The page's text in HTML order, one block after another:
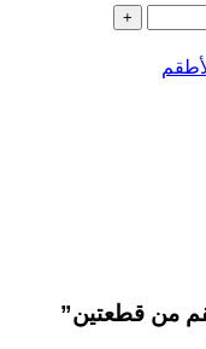
من قطعتين”